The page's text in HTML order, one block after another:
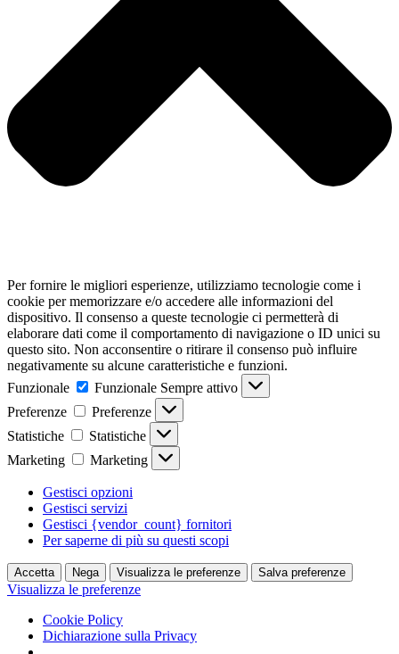
Per fornire le migliori esperienze, utilizziamo tecnologie come i
cookie per memorizzare e/o accedere alle informazioni del
dispositivo. Il consenso a queste tecnologie ci permetterà di
elaborare dati come il comportamento di navigazione o ID unici su
questo sito. Non acconsentire o ritirare il consenso può influire
negativamente su alcune caratteristiche e funzioni.
Funzionale
Funzionale Sempre attivo
Preferenze
Preferenze
Statistiche
Statistiche
Marketing
Marketing
Gestisci opzioni
Gestisci servizi
Gestisci {vendor_count} fornitori
Per saperne di più su questi scopi
Accetta Nega Visualizza le preferenze Salva preferenze
Visualizza le preferenze
Cookie Policy
Dichiarazione sulla Privacy